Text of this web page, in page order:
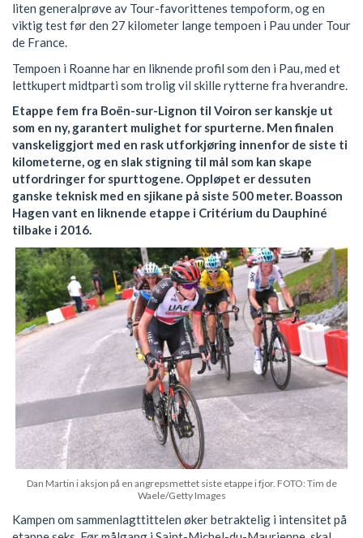
liten generalprøve av Tour-favorittenes tempoform, og en
viktig test før den 27 kilometer lange tempoen i Pau under Tour
de France.
Tempoen i Roanne har en liknende profil som den i Pau, med et
lettkupert midtparti som trolig vil skille rytterne fra hverandre.
Etappe fem fra Boën-sur-Lignon til Voiron ser kanskje ut
som en ny, garantert mulighet for spurterne. Men finalen
vanskeliggjort med en rask utforkjøring innenfor de siste ti
kilometerne, og en slak stigning til mål som kan skape
utfordringer for spurttogene. Oppløpet er dessuten
ganske teknisk med en sjikane på siste 500 meter. Boasson
Hagen vant en liknende etappe i Critérium du Dauphiné
tilbake i 2016.
Dan Martin i aksjon på en angrepsmettet siste etappe i fjor. FOTO: Tim de
Waele/Getty Images
Kampen om sammenlagttittelen øker betraktelig i intensitet på